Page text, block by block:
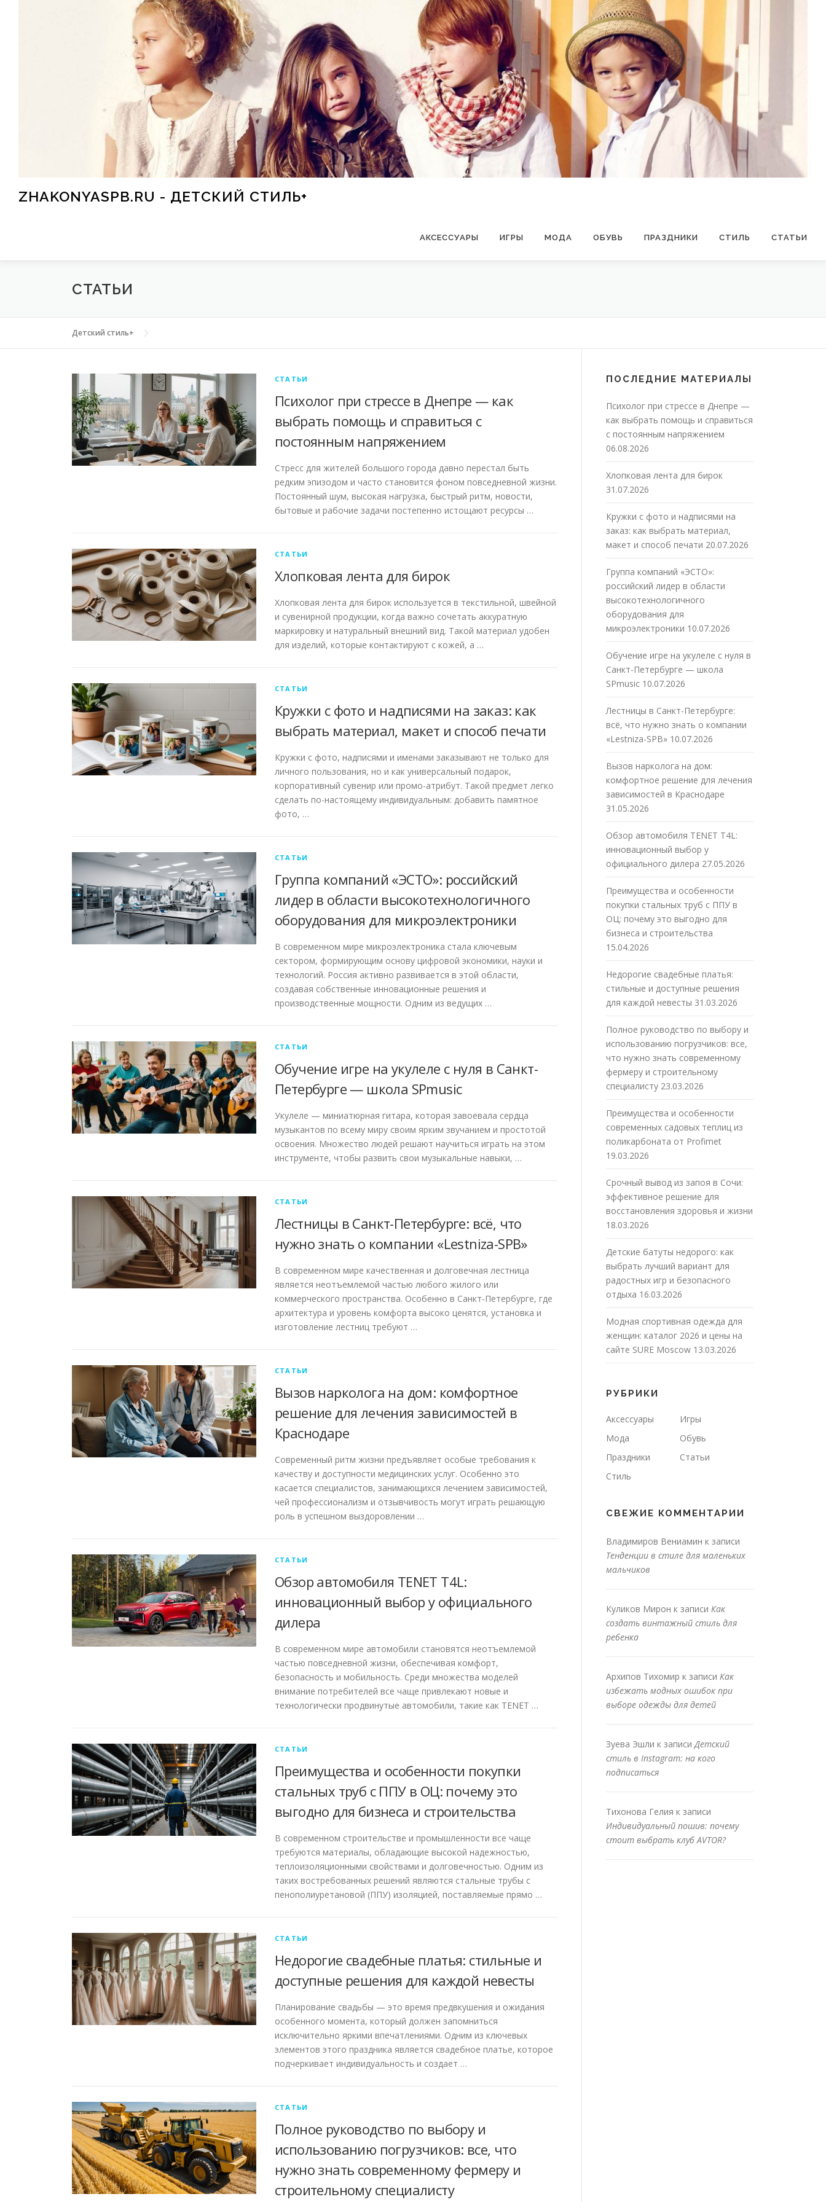
ZHAKONYASPB.RU - ДЕТСКИЙ СТИЛЬ+
АКСЕССУАРЫ ИГРЫ МОДА ОБУВЬ ПРАЗДНИКИ СТИЛЬ СТАТЬИ
СТАТЬИ
Детский стиль+
СТАТЬИ
Психолог при стрессе в Днепре — как
выбрать помощь и справиться с
постоянным напряжением
Стресс для жителей большого города давно перестал быть
редким эпизодом и часто становится фоном повседневной жизни.
Постоянный шум, высокая нагрузка, быстрый ритм, новости,
бытовые и рабочие задачи постепенно истощают ресурсы …
СТАТЬИ
Хлопковая лента для бирок
Хлопковая лента для бирок используется в текстильной, швейной
и сувенирной продукции, когда важно сочетать аккуратную
маркировку и натуральный внешний вид. Такой материал удобен
для изделий, которые контактируют с кожей, а …
СТАТЬИ
Кружки с фото и надписями на заказ: как
выбрать материал, макет и способ печати
Кружки с фото, надписями и именами заказывают не только для
личного пользования, но и как универсальный подарок,
корпоративный сувенир или промо-атрибут. Такой предмет легко
сделать по-настоящему индивидуальным: добавить памятное
фото, …
СТАТЬИ
Группа компаний «ЭСТО»: российский
лидер в области высокотехнологичного
оборудования для микроэлектроники
В современном мире микроэлектроника стала ключевым
сектором, формирующим основу цифровой экономики, науки и
технологий. Россия активно развивается в этой области,
создавая собственные инновационные решения и
производственные мощности. Одним из ведущих …
СТАТЬИ
Обучение игре на укулеле с нуля в Санкт-
Петербурге — школа SPmusic
Укулеле — миниатюрная гитара, которая завоевала сердца
музыкантов по всему миру своим ярким звучанием и простотой
освоения. Множество людей решают научиться играть на этом
инструменте, чтобы развить свои музыкальные навыки, …
СТАТЬИ
Лестницы в Санкт-Петербурге: всё, что
нужно знать о компании «Lestniza-SPB»
В современном мире качественная и долговечная лестница
является неотъемлемой частью любого жилого или
коммерческого пространства. Особенно в Санкт-Петербурге, где
архитектура и уровень комфорта высоко ценятся, установка и
изготовление лестниц требуют …
СТАТЬИ
Вызов нарколога на дом: комфортное
решение для лечения зависимостей в
Краснодаре
Современный ритм жизни предъявляет особые требования к
качеству и доступности медицинских услуг. Особенно это
касается специалистов, занимающихся лечением зависимостей,
чей профессионализм и отзывчивость могут играть решающую
роль в успешном выздоровлении …
СТАТЬИ
Обзор автомобиля TENET T4L:
инновационный выбор у официального
дилера
В современном мире автомобили становятся неотъемлемой
частью повседневной жизни, обеспечивая комфорт,
безопасность и мобильность. Среди множества моделей
внимание потребителей все чаще привлекают новые и
технологически продвинутые автомобили, такие как TENET …
СТАТЬИ
Преимущества и особенности покупки
стальных труб с ППУ в ОЦ: почему это
выгодно для бизнеса и строительства
В современном строительстве и промышленности все чаще
требуются материалы, обладающие высокой надежностью,
теплоизоляционными свойствами и долговечностью. Одним из
таких востребованных решений являются стальные трубы с
пенополиуретановой (ППУ) изоляцией, поставляемые прямо …
СТАТЬИ
Недорогие свадебные платья: стильные и
доступные решения для каждой невесты
Планирование свадьбы — это время предвкушения и ожидания
особенного момента, который должен запомниться
исключительно яркими впечатлениями. Одним из ключевых
элементов этого праздника является свадебное платье, которое
подчеркивает индивидуальность и создает …
СТАТЬИ
Полное руководство по выбору и
использованию погрузчиков: все, что
нужно знать современному фермеру и
строительному специалисту
ПОСЛЕДНИЕ МАТЕРИАЛЫ
Психолог при стрессе в Днепре —
как выбрать помощь и справиться
с постоянным напряжением
06.08.2026
Хлопковая лента для бирок
31.07.2026
Кружки с фото и надписями на
заказ: как выбрать материал,
макет и способ печати 20.07.2026
Группа компаний «ЭСТО»:
российский лидер в области
высокотехнологичного
оборудования для
микроэлектроники 10.07.2026
Обучение игре на укулеле с нуля в
Санкт-Петербурге — школа
SPmusic 10.07.2026
Лестницы в Санкт-Петербурге:
всё, что нужно знать о компании
«Lestniza-SPB» 10.07.2026
Вызов нарколога на дом:
комфортное решение для лечения
зависимостей в Краснодаре
31.05.2026
Обзор автомобиля TENET T4L:
инновационный выбор у
официального дилера 27.05.2026
Преимущества и особенности
покупки стальных труб с ППУ в
ОЦ: почему это выгодно для
бизнеса и строительства
15.04.2026
Недорогие свадебные платья:
стильные и доступные решения
для каждой невесты 31.03.2026
Полное руководство по выбору и
использованию погрузчиков: все,
что нужно знать современному
фермеру и строительному
специалисту 23.03.2026
Преимущества и особенности
современных садовых теплиц из
поликарбоната от Profimet
19.03.2026
Срочный вывод из запоя в Сочи:
эффективное решение для
восстановления здоровья и жизни
18.03.2026
Детские батуты недорого: как
выбрать лучший вариант для
радостных игр и безопасного
отдыха 16.03.2026
Модная спортивная одежда для
женщин: каталог 2026 и цены на
сайте SURE Moscow 13.03.2026
РУБРИКИ
Аксессуары
Игры
Мода
Обувь
Праздники
Статьи
Стиль
СВЕЖИЕ КОММЕНТАРИИ
Владимиров Вениамин к записи
Тенденции в стиле для маленьких
мальчиков
Куликов Мирон к записи Как
создать винтажный стиль для
ребенка
Архипов Тихомир к записи Как
избежать модных ошибок при
выборе одежды для детей
Зуева Эшли к записиДетский
стиль в Instagram: на кого
подписаться
Тихонова Гелия к записи
Индивидуальный пошив: почему
стоит выбрать клуб AVTOR?